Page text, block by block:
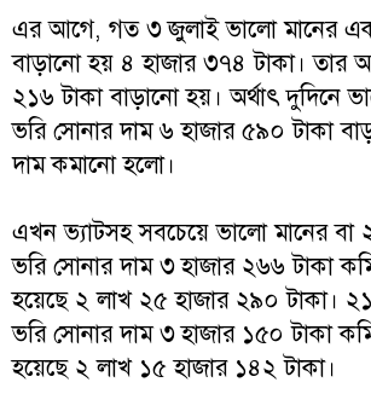
এর আগে, গত ৩ জুলাই ভালো মানের
বাড়ানো হয় ৪ হাজার ৩৭৪ টাকা। তার
২১৬ টাকা বাড়ানো হয়। অর্থাৎ দুদিনে
ভরি সোনার দাম ৬ হাজার ৫৯০ টাকা
দাম কমানো হলো।
এখন ভ্যাটসহ সবচেয়ে ভালো মানের বা
ভরি সোনার দাম ৩ হাজার ২৬৬ টাকা
হয়েছে ২ লাখ ২৫ হাজার ২৯০ টাকা।
ভরি সোনার দাম ৩ হাজার ১৫০ টাকা
হয়েছে ২ লাখ ১৫ হাজার ১৪২ টাকা।